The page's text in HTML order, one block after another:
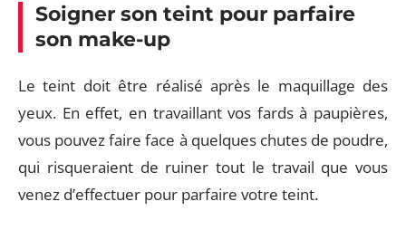
Soigner son teint pour parfaire
son make-up
Le teint doit être réalisé après le maquillage des
yeux. En effet, en travaillant vos fards à paupières,
vous pouvez faire face à quelques chutes de poudre,
qui risqueraient de ruiner tout le travail que vous
venez d’effectuer pour parfaire votre teint.